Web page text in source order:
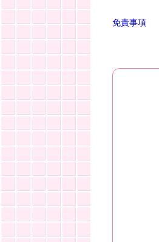
免責事項